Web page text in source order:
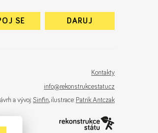
SE DARUJ
Kontakty
info@rekonstrukcestatu.cz
a vývoj: Sinfin, ilustrace: Patrik Antczak